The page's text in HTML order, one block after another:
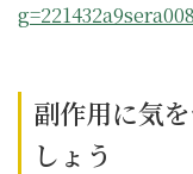
副作用に気
しょう